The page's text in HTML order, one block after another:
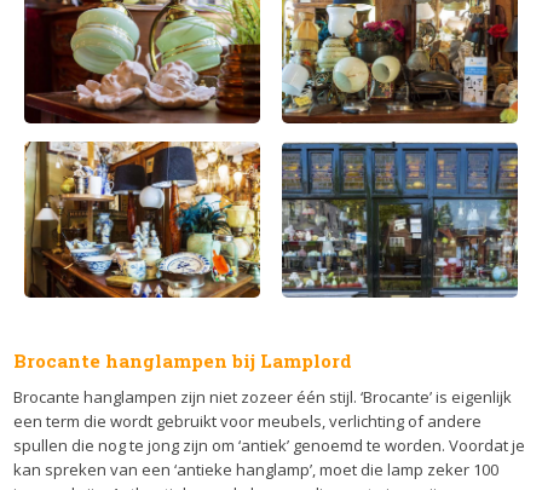
Brocante hanglampen bij Lamplord
Brocante hanglampen zijn niet zozeer één stijl. ‘Brocante’ is eigenlijk
een term die wordt gebruikt voor meubels, verlichting of andere
spullen die nog te jong zijn om ‘antiek’ genoemd te worden. Voordat je
kan spreken van een ‘antieke hanglamp’, moet die lamp zeker 100